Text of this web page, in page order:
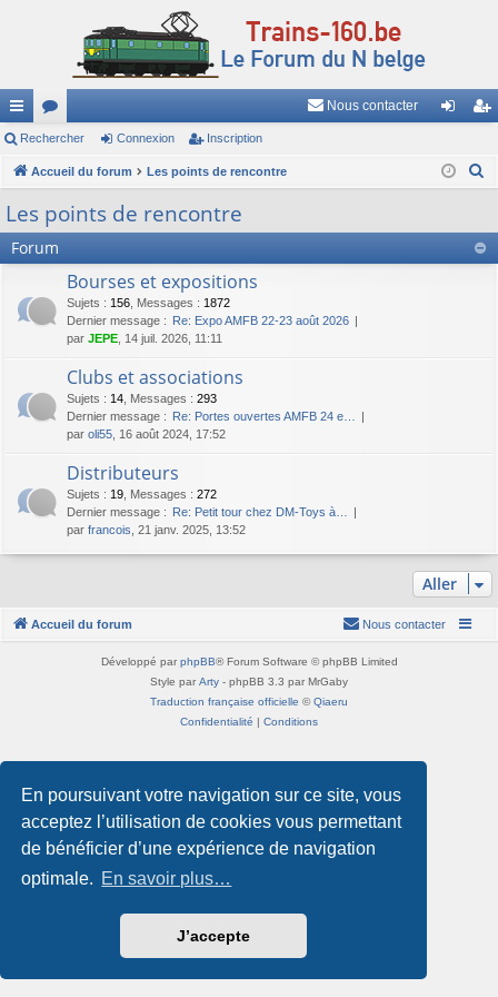
En poursuivant votre navigation sur ce site, vous
acceptez l’utilisation de cookies vous permettant
de bénéficier d’une expérience de navigation
optimale. En savoir plus…
J’accepte
ac
co
ur
ci
or
u
Nous contacter
ne cri
on
Rechercher Connexion Inscription
Accueil du forum Les points de rencontre
e
Les points de rencontre
Forum
Bourses et expositions
Sujets : 156 Messages : 1872
Dernier message : Re: Expo AMFB 22-23 août 2026
par JEPE , 14 juil. 2026, 11:11
Clubs et associations
Sujets : 14 Messages : 293
Dernier message : Re: Portes ouvertes AMFB 24 e…
par oli55 , 16 août 2024, 17:52
Distributeurs
Sujets : 19 Messages : 272
Dernier message : Re: Petit tour chez DM-Toys à…
par francois , 21 janv. 2025, 13:52
Aller
Accueil du forum Nous contacter
Développé par phpBB® Forum Software © phpBB Limited
Style par Arty - phpBB 3.3 par MrGaby
Traduction française officielle ©Qiaeru
Confidentialité | Conditions